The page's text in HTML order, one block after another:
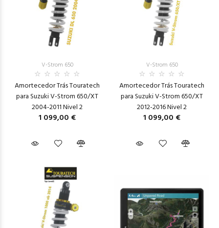
V-Strom 650
Amortecedor Trás Touratech
para Suzuki V-Strom 650/XT
2004-2011 Nivel 2
1 099,00 €
V-Strom 650
Amortecedor Trás Touratech
para Suzuki V-Strom 650/XT
2012-2016 Nivel 2
1 099,00 €